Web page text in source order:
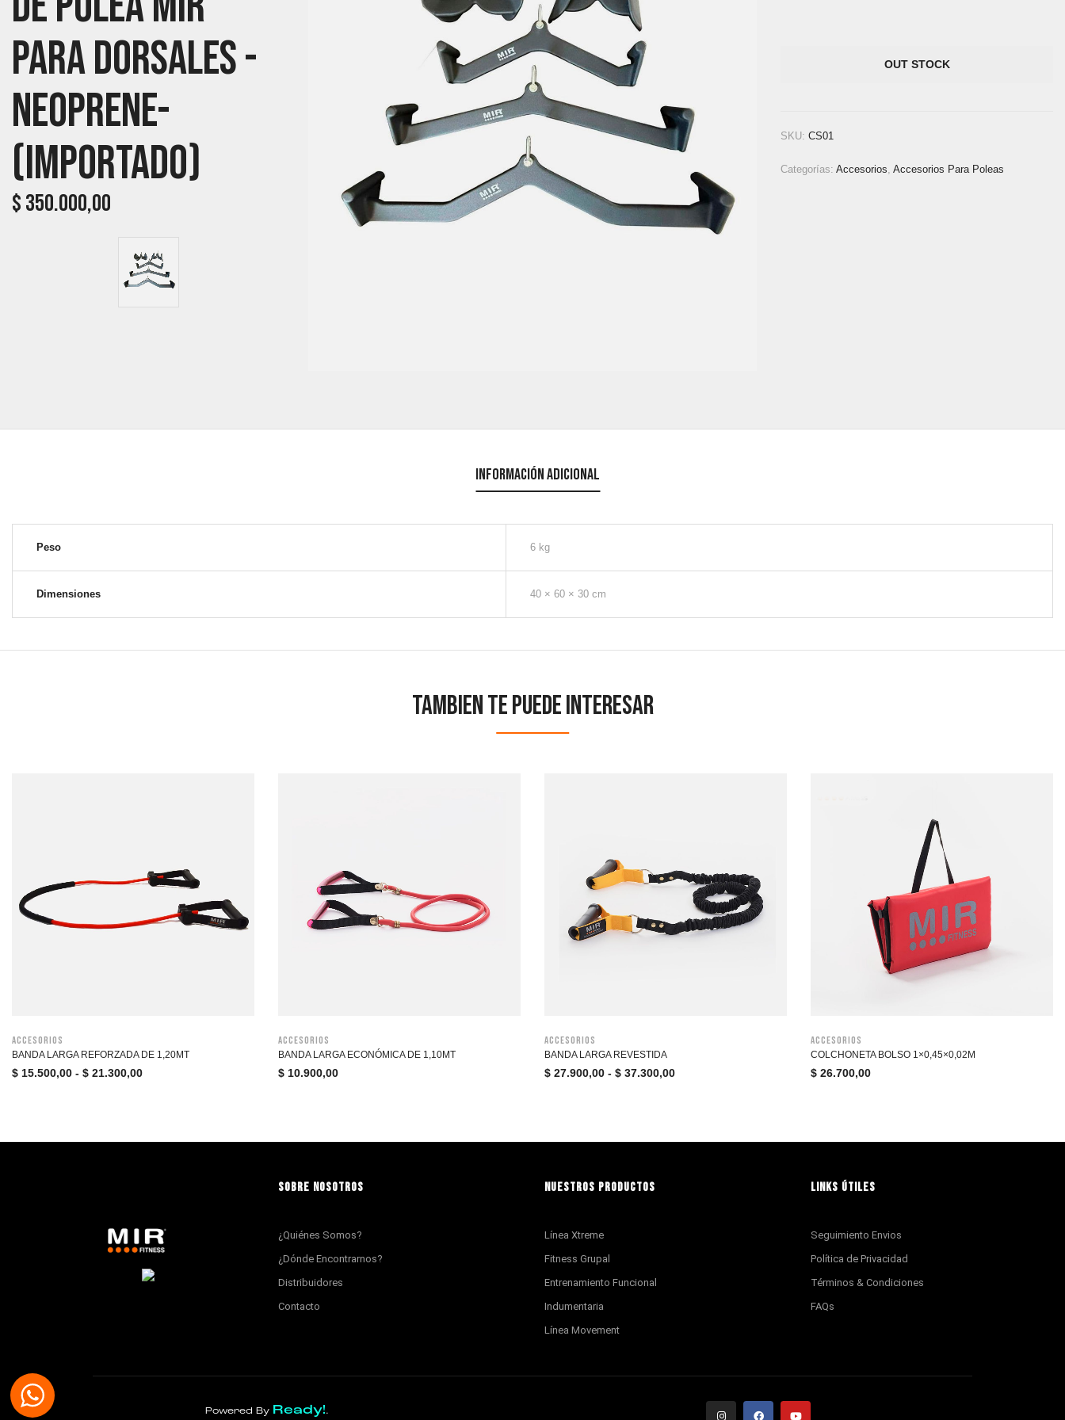
Para Dorsales -
Neoprene-
(importado)
$350.000,00
OUT STOCK
SKU:CS01
Categorías:Accesorios ,Accesorios Para Poleas
Información adicional
Peso 6 kg
Dimensiones 40 × 60 × 30 cm
Tambien te puede interesar
Accesorios
BANDA LARGA REFORZADA DE 1,20MT
$ 15.500,00 - $ 21.300,00
Accesorios
BANDA LARGA ECONÓMICA DE 1,10MT
$ 10.900,00
Accesorios
BANDA LARGA REVESTIDA
$ 27.900,00 - $ 37.300,00
Accesorios
COLCHONETA BOLSO 1×0,45×0,02M
$ 26.700,00
SOBRE NOSOTROS
¿Quiénes Somos?
¿Dónde Encontrarnos?
Distribuidores
Contacto
NUESTROS PRODUCTOS
Línea Xtreme
Fitness Grupal
Entrenamiento Funcional
Indumentaria
Línea Movement
LINKS ÚTILES
Seguimiento Envios
Política de Privacidad
Términos & Condiciones
FAQs
Powered By Ready!.